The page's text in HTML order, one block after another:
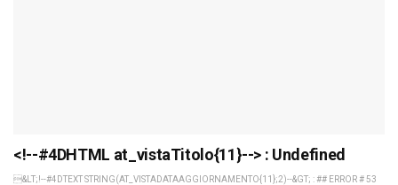
<!--#4DHTML at_vistaTitolo{11}--> : Undefined
&LT;!--#4DTEXT STRING(AT_VISTADATAAGGIORNAMENTO{11};2)--&GT; : ## ERROR # 53